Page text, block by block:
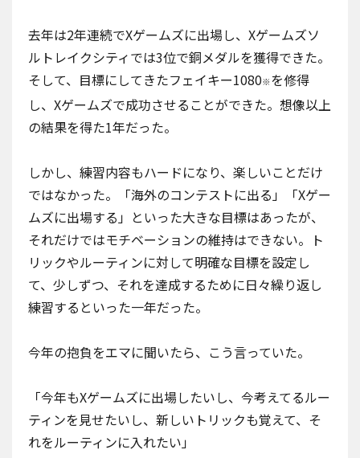
去年は2年連続でXゲームズに出場し、Xゲームズソ
ルトレイクシティでは3位で銅メダルを獲得できた。
そして、目標にしてきたフェイキー1080※ を修得
し、Xゲームズで成功させることができた。想像以上
の結果を得た1年だった。
しかし、練習内容もハードになり、楽しいことだけ
ではなかった。「海外のコンテストに出る」「Xゲー
ムズに出場する」といった大きな目標はあったが、
それだけではモチベーションの維持はできない。ト
リックやルーティンに対して明確な目標を設定し
て、少しずつ、それを達成するために日々繰り返し
練習するといった一年だった。
今年の抱負をエマに聞いたら、こう言っていた。
「今年もXゲームズに出場したいし、今考えてるルー
ティンを見せたいし、新しいトリックも覚えて、そ
れをルーティンに入れたい」